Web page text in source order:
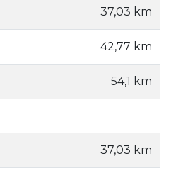
37,03 km
42,77 km
54,1 km
37,03 km